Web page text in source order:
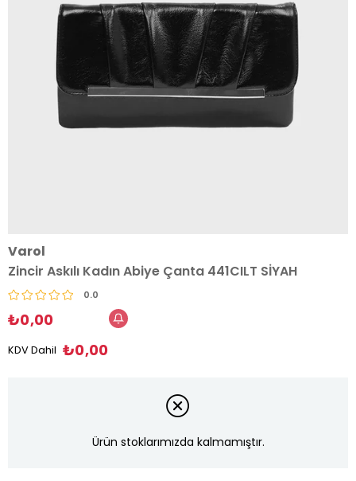
Varol
Zincir Askılı Kadın Abiye Çanta 441CILT SİYAH
0.0
₺0,00
KDV Dahil ₺0,00
Ürün stoklarımızda kalmamıştır.